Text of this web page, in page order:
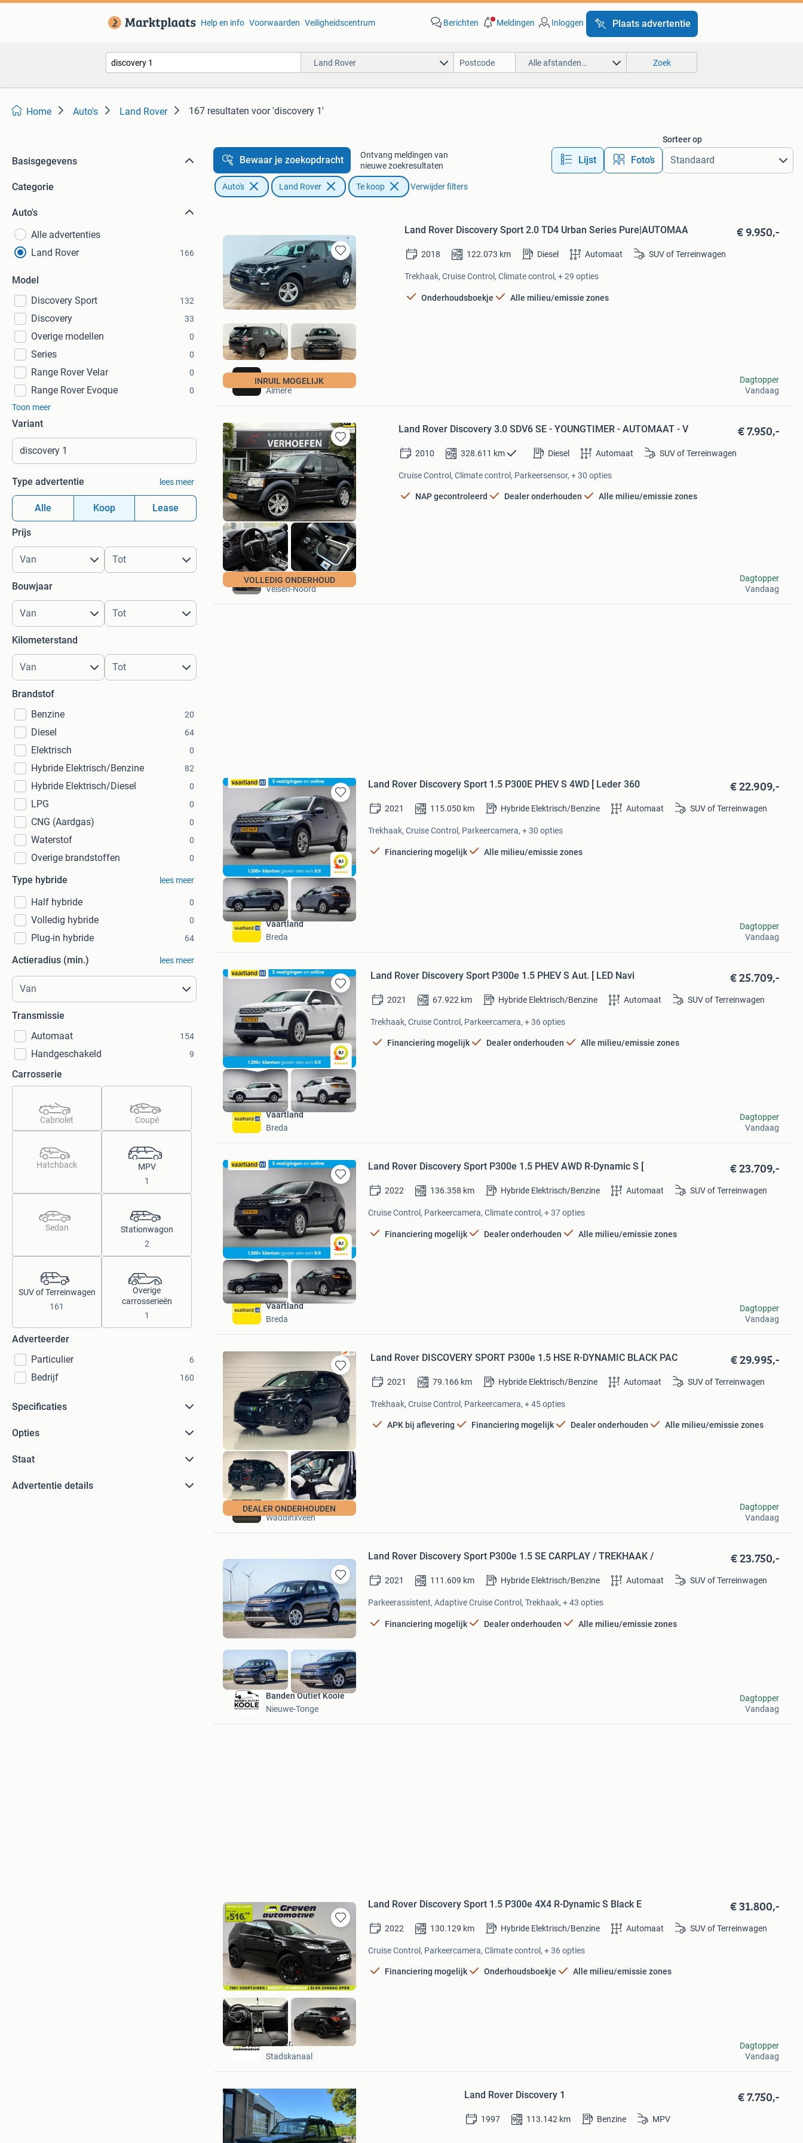
Help en info Voorwaarden Veiligheidscentrum Berichten Meldingen Inloggen Plaats advertentie
Land Rover Alle afstanden… Zoek
Home Auto's Land Rover 167 resultaten voor 'discovery 1'
Basisgegevens
Categorie
Auto's
Alle advertenties
Land Rover
166
Model
Discovery Sport
132
Discovery 33
Overige modellen 0
Series 0
Range Rover Velar 0
Range Rover Evoque
0
Toon meer
Variant
Type advertentie lees meer
Alle Koop Lease
Prijs
Bouwjaar
Kilometerstand
Brandstof
Benzine
20
Diesel 64
Elektrisch 0
Hybride Elektrisch/Benzine 82
Hybride Elektrisch/Diesel 0
LPG 0
CNG (Aardgas) 0
Waterstof 0
Overige brandstoffen 0
Type hybride lees meer
Half hybride 0
Volledig hybride 0
Plug-in hybride 64
Actieradius (min.) lees meer
Transmissie
Automaat
154
Handgeschakeld 9
Carrosserie
Cabriolet Coupé
Hatchback
MPV
1
Sedan
Stationwagon
2
SUV of Terreinwagen
161
Overige
carrosserieën
1
Adverteerder
Particulier
6
Bedrijf 160
Specificaties
Opties
Staat
Advertentie details
Bewaar je zoekopdracht
Ontvang meldingen van
nieuwe zoekresultaten
Lijst Foto’s
Sorteer op
Auto's Land Rover Te koop Verwijder filters
Bewaren
Mijn
Favorieten
INRUIL MOGELIJK
Land Rover Discovery Sport 2.0 TD4 Urban Series Pure|AUTOMAA € 9.950,-
2018 122.073 km Diesel Automaat SUV of Terreinwagen
Trekhaak, Cruise Control, Climate control, + 29 opties
Onderhoudsboekje Alle milieu/emissie zones
LME cars
Almere
Dagtopper
Vandaag
Bewaren
in
Mijn
Favorieten
VOLLEDIG ONDERHOUD
Land Rover Discovery 3.0 SDV6 SE - YOUNGTIMER - AUTOMAAT - V € 7.950,-
2010 328.611 km Diesel Automaat SUV of Terreinwagen
Cruise Control, Climate control, Parkeersensor, + 30 opties
NAP gecontroleerd Dealer onderhouden Alle milieu/emissie zones
Autobedrijf Verhoefen
Velsen-Noord
Dagtopper
Vandaag
Bewaren
in
Mijn
Favorieten
Land Rover Discovery Sport 1.5 P300E PHEV S 4WD [ Leder 360 € 22.909,-
2021 115.050 km Hybride Elektrisch/Benzine Automaat SUV of Terreinwagen
Trekhaak, Cruise Control, Parkeercamera, + 30 opties
Financiering mogelijk Alle milieu/emissie zones
Vaartland
Breda
Dagtopper
Vandaag
Bewaren
in
Mijn
Favorieten
Land Rover Discovery Sport P300e 1.5 PHEV S Aut. [ LED Navi € 25.709,-
2021 67.922 km Hybride Elektrisch/Benzine Automaat SUV of Terreinwagen
Trekhaak, Cruise Control, Parkeercamera, + 36 opties
Financiering mogelijk Dealer onderhouden Alle milieu/emissie zones
Vaartland
Breda
Dagtopper
Vandaag
Bewaren
in
Mijn
Favorieten
Land Rover Discovery Sport P300e 1.5 PHEV AWD R-Dynamic S [ € 23.709,-
2022 136.358 km Hybride Elektrisch/Benzine Automaat SUV of Terreinwagen
Cruise Control, Parkeercamera, Climate control, + 37 opties
Financiering mogelijk Dealer onderhouden Alle milieu/emissie zones
Vaartland
Breda
Dagtopper
Vandaag
Bewaren
in
Mijn
Favorieten
DEALER ONDERHOUDEN
Land Rover DISCOVERY SPORT P300e 1.5 HSE R-DYNAMIC BLACK PAC € 29.995,-
2021 79.166 km Hybride Elektrisch/Benzine Automaat SUV of Terreinwagen
Trekhaak, Cruise Control, Parkeercamera, + 45 opties
APK bij aflevering Financiering mogelijk Dealer onderhouden Alle milieu/emissie zones
Auto van Freek
Waddinxveen
Dagtopper
Vandaag
Bewaren
in
Mijn
Favorieten
Land Rover Discovery Sport P300e 1.5 SE CARPLAY / TREKHAAK / € 23.750,-
2021 111.609 km Hybride Elektrisch/Benzine Automaat SUV of Terreinwagen
Parkeerassistent, Adaptive Cruise Control, Trekhaak, + 43 opties
Financiering mogelijk Dealer onderhouden Alle milieu/emissie zones
Banden Outlet Koole
Nieuwe-Tonge
Dagtopper
Vandaag
Bewaren
in
Mijn
Favorieten
Land Rover Discovery Sport 1.5 P300e 4X4 R-Dynamic S Black E € 31.800,-
2022 130.129 km Hybride Elektrisch/Benzine Automaat SUV of Terreinwagen
Cruise Control, Parkeercamera, Climate control, + 36 opties
Financiering mogelijk Onderhoudsboekje Alle milieu/emissie zones
Greven Automotive
Stadskanaal
Dagtopper
Vandaag
Mijn
Favorieten
Land Rover Discovery 1 € 7.750,-
1997 113.142 km Benzine MPV